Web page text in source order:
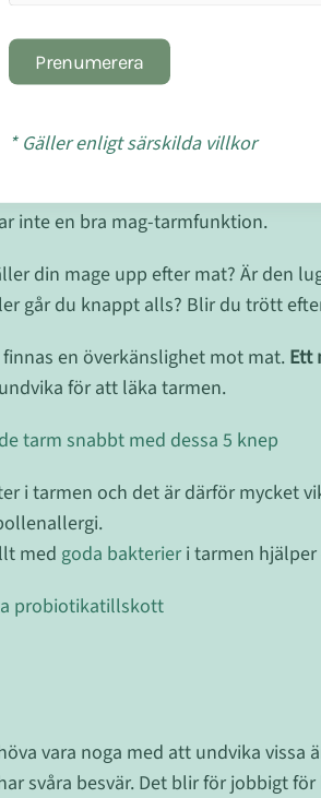
med att avgifta. Men om gifter
kan man likna det vid en
inte en bra mag-tarmfunktion.
din mage upp efter mat? Är den
går du knappt alls? Blir du trött
en överkänslighet mot mat. Ett
för att läka tarmen.
tarm snabbt med dessa 5 knep
i tarmen och det är därför mycket
med goda bakterieri tarmen hjälper
probiotikatillskott
vara noga med att undvika vissa
svåra besvär. Det blir för jobbigt
Prenumerera
* Gäller enligt särskilda villkor